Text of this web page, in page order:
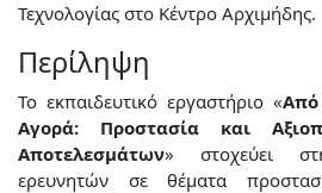
Τεχνολογίας στο Κέντρο Αρχιμήδης.
Περίληψη
Το εκπαιδευτικό εργαστήριο «Από
Αγορά: Προστασία και
Αποτελεσμάτων» στοχεύει
ερευνητών σε θέματα